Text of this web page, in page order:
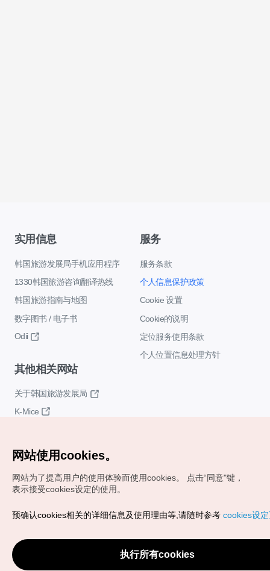
实用信息
韩国旅游发展局手机应用程序
1330韩国旅游咨询翻译热线
韩国旅游指南与地图
数字图书 / 电子书
Odii
服务
服务条款
个人信息保护政策
Cookie 设置
Cookie的说明
定位服务使用条款
个人位置信息处理方针
其他相关网站
关于韩国旅游发展局
K-Mice
Copyrights (c) 韩国旅游发展局版权所有
VISITKOREA官方邮箱
chnsim@knto.or.kr
网站使用cookies。
网站为了提高用户的使用体验而使用cookies。
点击“同意"键，
表示接受cookies设定的使用。
预确认cookies相关的详细信息及使用理由等,请随时参考 cookies设
执行所有cookies